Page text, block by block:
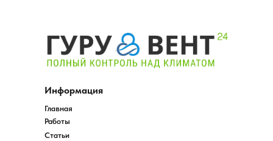
Мы предлагаем своим клиентам только
высококачественное и сертифицированное
оборудование от ведущих производителей. Все
строгий контроль качества и соответствуют всем
нормам и стандартам безопасности. Кроме того,
клиенты могут рассчитывать на
профессиональное обслуживание и техническую
Информация
Работы
Статьи
Главная